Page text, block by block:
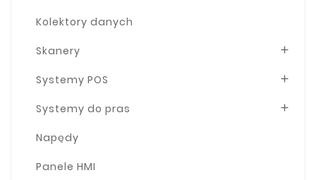
Kolektory danych
Skanery 
Systemy POS 
Systemy do pras 
Napędy
Panele HMI